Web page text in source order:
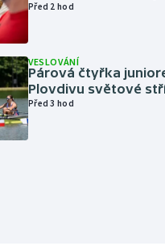
Před 2 hod
VESLOVÁNÍ
Párová čtyřka
Plovdivu světové
Před 3 hod